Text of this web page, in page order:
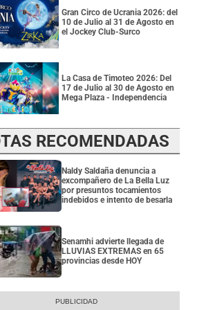
Gran Circo de Ucrania 2026: del
10 de Julio al 31 de Agosto en
el Jockey Club-Surco
La Casa de Timoteo 2026: Del
17 de Julio al 30 de Agosto en
Mega Plaza - Independencia
RECOMENDADAS
Naldy Saldaña denuncia a
excompañero de La Bella Luz
por presuntos tocamientos
indebidos e intento de besarla
Senamhi advierte llegada de
LLUVIAS EXTREMAS en 65
provincias desde HOY